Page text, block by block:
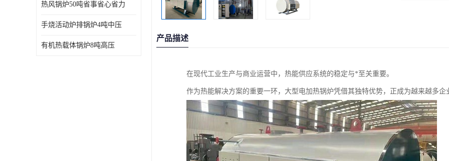
热风锅炉50吨省事省心省力
手烧活动炉排锅炉4吨中压
有机热载体锅炉8吨高压
产品描述
在现代工业生产与商业运营中，热能供应系统的稳定与*至关重要。
作为热能解决方案的重要一环，大型电加热锅炉凭借其独特优势，正成为越来越多企